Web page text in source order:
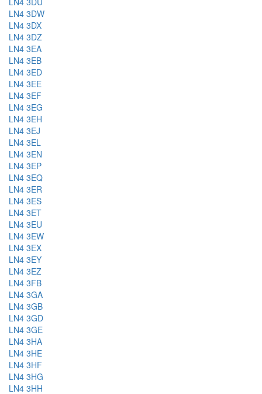
LN4 3DW
LN4 3DX
LN4 3DZ
LN4 3EA
LN4 3EB
LN4 3ED
LN4 3EE
LN4 3EF
LN4 3EG
LN4 3EH
LN4 3EJ
LN4 3EL
LN4 3EN
LN4 3EP
LN4 3EQ
LN4 3ER
LN4 3ES
LN4 3ET
LN4 3EU
LN4 3EW
LN4 3EX
LN4 3EY
LN4 3EZ
LN4 3FB
LN4 3GA
LN4 3GB
LN4 3GD
LN4 3GE
LN4 3HA
LN4 3HE
LN4 3HF
LN4 3HG
LN4 3HH